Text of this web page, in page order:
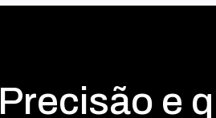
Precisão e